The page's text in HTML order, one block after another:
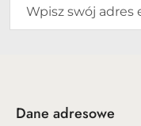
Dane adresowe